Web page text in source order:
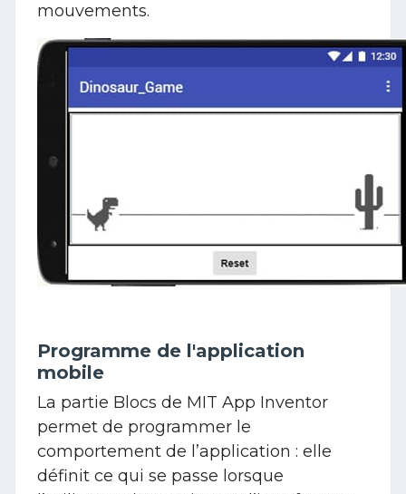
mouvements.
Programme de l'application
mobile
La partie Blocs de MIT App Inventor
permet de programmer le
comportement de l’application : elle
définit ce qui se passe lorsque